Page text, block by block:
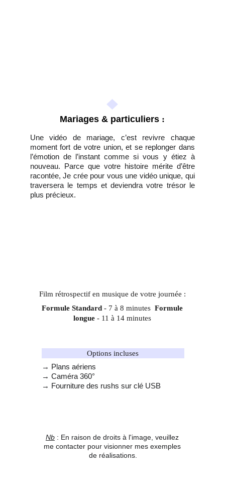
Mariages & particuliers :
Une vidéo de mariage, c’est revivre chaque
moment fort de votre union, et se replonger dans
l’émotion de l’instant comme si vous y étiez à
nouveau. Parce que votre histoire mérite d’être
racontée, Je crée pour vous une vidéo unique, qui
traversera le temps et deviendra votre trésor le
plus précieux.
Film rétrospectif en musique de votre journée :
Formule Standard - 7 à 8 minutes Formule
longue - 11 à 14 minutes
→ Plans aériens
→ Caméra 360°
→ Fourniture des rushs sur clé USB
Options incluses
Nb : En raison de droits à l'image, veuillez
me contacter pour visionner mes exemples
de réalisations.